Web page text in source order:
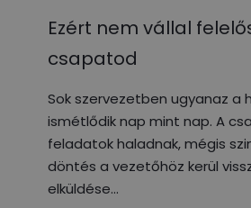
Ezért nem vállal
csapatod
Sok szervezetben ugyanaz a
ismétlődik nap mint nap. A
feladatok haladnak, mégis
döntés a vezetőhöz kerül
elküldése